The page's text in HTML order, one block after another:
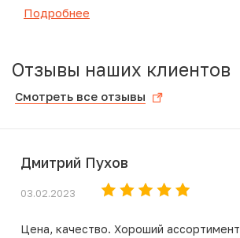
Подробнее
Отзывы наших клиентов
Смотреть все отзывы
Дмитрий Пухов
03.02.2023
Цена, качество. Хороший ассортимент